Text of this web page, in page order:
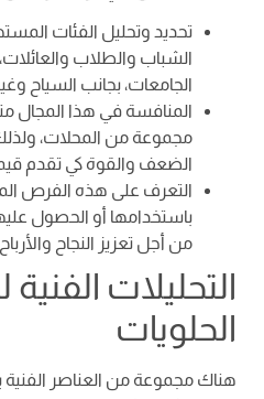
تحديد وتحليل الفئات
الشباب والطلاب
الجامعات، بجانب السياح
المنافسة في هذا المجال
مجموعة من المحلات،
الضعف والقوة كي تقدم
التعرف على هذه الفرص
باستخدامها أو الحصول
من أجل تعزيز النجاح
التحليلات
الحلويات
هناك مجموعة من العناصر الفنية